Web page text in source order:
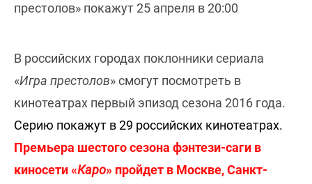
престолов» покажут 25 апреля в 20:00
В российских городах поклонники сериала
«Игра престолов» смогут посмотреть в
кинотеатрах первый эпизод сезона 2016 года.
Серию покажут в 29 российских кинотеатрах.
Премьера шестого сезона фэнтези-саги в
киносети «Каро» пройдет в Москве, Санкт-